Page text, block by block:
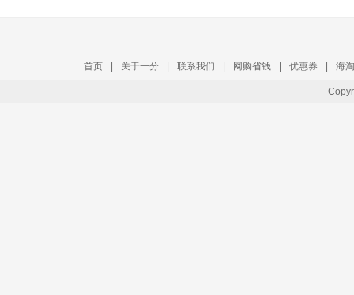
首页 关于一分 联系我们 网购省钱 优惠券 海淘